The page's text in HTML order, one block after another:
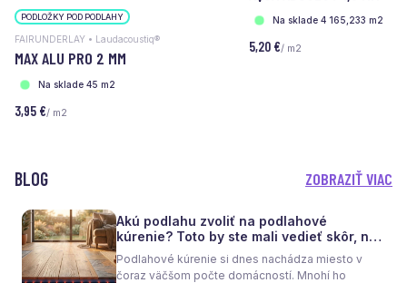
PODLOŽKY POD PODLAHY
FAIRUNDERLAY • Laudacoustiq®
MAX ALU PRO 2 MM
Na sklade 45 m2
3,95 €/ m2
Na sklade 4 165,233 m2
5,20 €/ m2
BLOG ZOBRAZIŤ VIAC
Akú podlahu zvoliť na podlahové
kúrenie? Toto by ste mali vedieť skôr, než
sa rozhodnete
Podlahové kúrenie si dnes nachádza miesto v
čoraz väčšom počte domácností. Mnohí ho